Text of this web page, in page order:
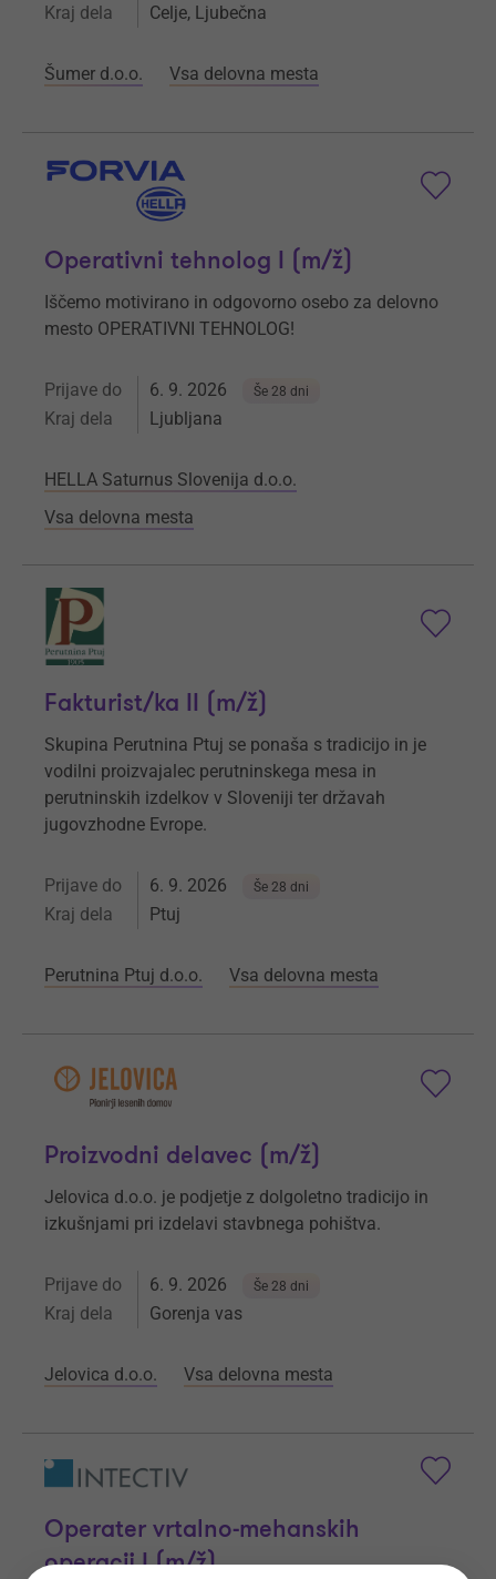
Kraj dela Celje, Ljubečna
Šumer d.o.o. Vsa delovna mesta
Operativni tehnolog I (m/ž)
Iščemo motivirano in odgovorno osebo za delovno
mesto OPERATIVNI TEHNOLOG!
Prijave do 6. 9. 2026 Še 28 dni
Kraj dela Ljubljana
HELLA Saturnus Slovenija d.o.o.
Vsa delovna mesta
Fakturist/ka II (m/ž)
Skupina Perutnina Ptuj se ponaša s tradicijo in je
vodilni proizvajalec perutninskega mesa in
perutninskih izdelkov v Sloveniji ter državah
jugovzhodne Evrope.
Prijave do 6. 9. 2026 Še 28 dni
Kraj dela Ptuj
Perutnina Ptuj d.o.o. Vsa delovna mesta
Proizvodni delavec (m/ž)
Jelovica d.o.o. je podjetje z dolgoletno tradicijo in
izkušnjami pri izdelavi stavbnega pohištva.
Prijave do 6. 9. 2026 Še 28 dni
Kraj dela Gorenja vas
Jelovica d.o.o. Vsa delovna mesta
Operater vrtalno-mehanskih
operacij I (m/ž)